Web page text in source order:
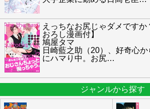
えっちなお尻じゃダメですか
おろし漫画付】
鳩屋タマ
日崎藍之助（20）、好奇心
にハマり中。お尻…
ジャンルから探す